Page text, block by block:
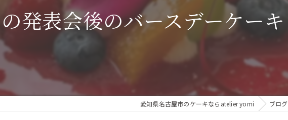
発表会後のバースデーケーキ
愛知県名古屋市のケーキならatelier yomi ブログ